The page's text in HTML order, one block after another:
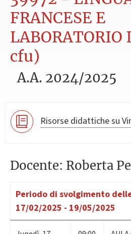
FRANCESE E
LABORATORIO
cfu)
A.A. 2024/2025
Risorse didattiche su
Docente: Roberta
Periodo di svolgimento
17/02/2025 - 19/05/2025